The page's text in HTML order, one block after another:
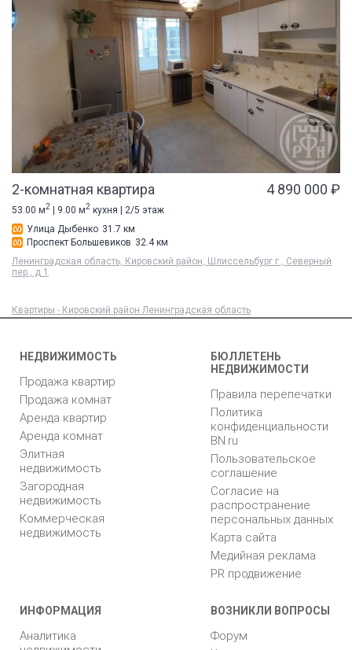
2-комнатная квартира 4 890 000 ₽
53.00 м2 | 9.00 м2 кухня | 2/5 этаж
Улица Дыбенко 31.7 км
Проспект Большевиков 32.4 км
Ленинградская область, Кировский район, Шлиссельбург г., Северный
пер., д 1
Квартиры - Кировский район Ленинградская область
НЕДВИЖИМОСТЬ
Продажа квартир
Продажа комнат
Аренда квартир
Аренда комнат
Элитная
недвижимость
Загородная
недвижимость
Коммерческая
недвижимость
БЮЛЛЕТЕНЬ
НЕДВИЖИМОСТИ
Правила перепечатки
Политика
конфиденциальности
BN.ru
Пользовательское
соглашение
Согласие на
распространение
персональных данных
Карта сайта
Медийная реклама
PR продвижение
ИНФОРМАЦИЯ
Аналитика
ВОЗНИКЛИ ВОПРОСЫ
Форум